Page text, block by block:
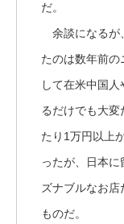
だ。
余談になるが
たのは数年前の
して在米中国
るだけでも大変
たり1万円以上
ったが、日本
ズナブルなお店
ものだ。